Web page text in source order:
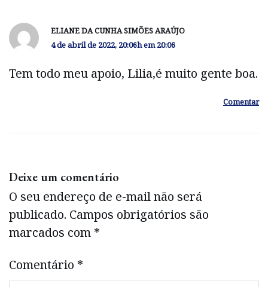
ELIANE DA CUNHA SIMÕES ARAÚJO
4 de abril de 2022, 20:06h em 20:06
Tem todo meu apoio, Lilia,é muito gente boa.
Comentar
Deixe um comentário
O seu endereço de e-mail não será
publicado. Campos obrigatórios são
marcados com *
Comentário *